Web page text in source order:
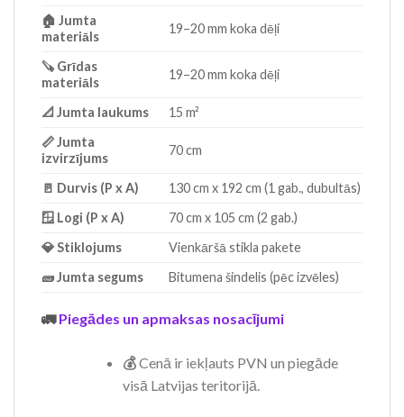
🏠 Jumta
materiāls
19–20 mm koka dēļi
🪚 Grīdas
materiāls
19–20 mm koka dēļi
📐 Jumta laukums
15 m²
📏 Jumta
izvirzījums
70 cm
🚪 Durvis (P x A)
130 cm x 192 cm (1 gab., dubultās)
🪟 Logi (P x A)
70 cm x 105 cm (2 gab.)
💎 Stiklojums
Vienkāršā stikla pakete
🧱 Jumta segums
Bitumena šindelis (pēc izvēles)
🚛Piegādes un apmaksas nosacījumi
💰Cenā ir iekļauts PVN un piegāde
visā Latvijas teritorijā.